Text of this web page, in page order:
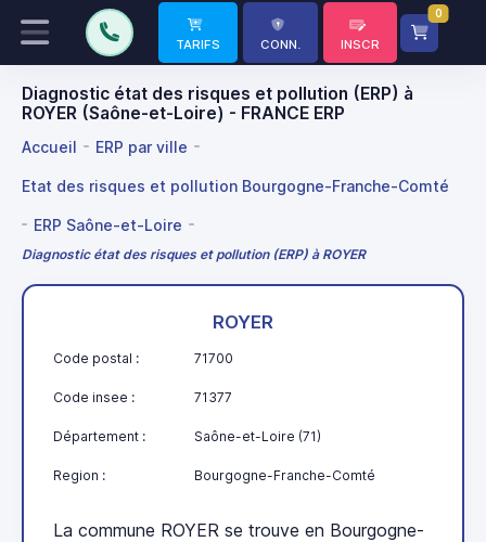
TARIFS CONN. INSCR
0
Diagnostic état des risques et pollution (ERP) à
ROYER (Saône-et-Loire) - FRANCE ERP
Accueil ERP par ville
Etat des risques et pollution Bourgogne-Franche-Comté
ERP Saône-et-Loire
Diagnostic état des risques et pollution (ERP) à ROYER
ROYER
Code postal : 71700
Code insee : 71377
Département : Saône-et-Loire (71)
Region : Bourgogne-Franche-Comté
La commune ROYER se trouve en Bourgogne-